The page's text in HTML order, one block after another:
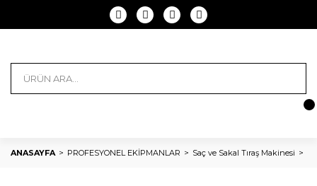
ANASAYFA PROFESYONEL EKİPMANLAR Saç ve Sakal Tıraş Makinesi